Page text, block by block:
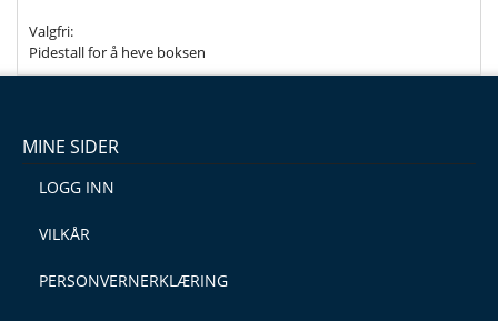
Valgfri:
Pidestall for å heve boksen
MINE SIDER
LOGG INN
VILKÅR
PERSONVERNERKLÆRING